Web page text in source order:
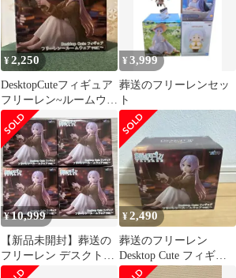
¥2,250
DesktopCuteフィギュア
フリーレン~ルームウェ
アVer.~
¥3,999
葬送のフリーレンセッ
ト
¥10,999
【新品未開封】葬送の
フリーレン デスクトッ
プキュート ルームウ
¥2,490
葬送のフリーレン
Desktop Cute フィギュ
ア ルームウェアver.